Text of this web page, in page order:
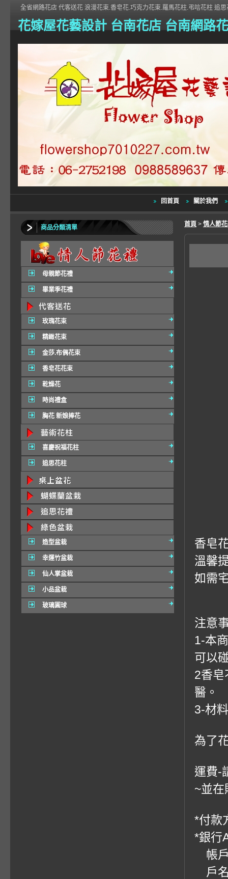
花嫁屋花藝設計 台南花店 台南網路
全省網路花店 代客送花 浪漫花束.香皂花.巧克力花束.羅馬花柱.弔唁花柱 追
回首頁 關於我們
商品分類清單
母親節花禮
畢業季花禮
玫瑰花束
精緻花束
金莎.布偶花束
香皂花花束
乾燥花
時尚禮盒
胸花 新娘捧花
喜慶祝福花柱
追思花柱
造型盆栽
幸運竹盆栽
仙人掌盆栽
小品盆栽
玻璃圓球
首頁 > 情人節
香皂
溫馨
如需
注意
1-本
可以
2香皂
醫。
3-材
為了
運費-
~並在
*付款
*銀行
帳戶
戶